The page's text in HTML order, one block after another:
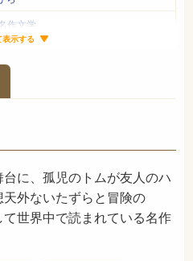
作文学
5
表示する
に、孤児のトムが友人のハ
外ないたずらと冒険の
世界中で読まれている名作